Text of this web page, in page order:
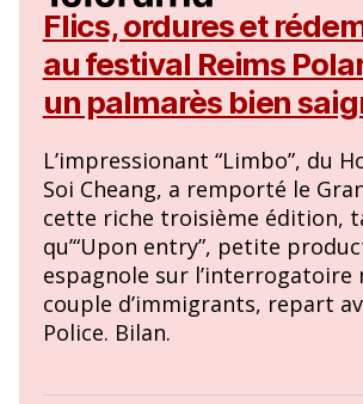
Flics, ordures et
au festival Reims
un palmarès bien
L’impressionant “Limbo”, du
Soi Cheang, a remporté le
cette riche troisième édition,
qu’“Upon entry”, petite
espagnole sur l’interrogatoire
couple d’immigrants, repart
Police. Bilan.